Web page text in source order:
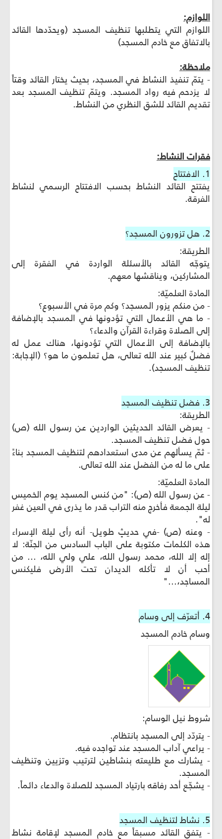
اللوازم:
اللوازم التي يتطلبها تنظيف المسجد (ويحدّدها القائد
بالاتفاق مع خادم المسجد)
ملاحظة:
- يتمّ تنفيذ النشاط في المسجد، بحيث يختار القائد وقتاً
لا يزدحم فيه رواد المسجد. ويتمّ تنظيف المسجد بعد
تقديم القائد للشق النظري من النشاط.
فقرات النشاط:
1. الافتتاح
يفتتح القائد النشاط بحسب الافتتاح الرسمي لنشاط
الفرقة.
2. هل تزورون المسجد؟
الطريقة:
يتوجّه القائد بالأسئلة الواردة في الفقرة إلى
المشاركين، ويناقشها معهم.
المادة العلميّة:
- من منكم يزور المسجد؟ وكم مرة في الأسبوع؟
- ما هي الأعمال التي تؤدونها في المسجد بالإضافة
إلى الصلاة وقراءة القرآن والدعاء؟
بالإضافة إلى الأعمال التي تؤدونها، هناك عمل له
فضلٌ كبير عند الله تعالى، هل تعلمون ما هو؟ (الإجابة:
تنظيف المسجد).
3. فضل تنظيف المسجد
الطريقة:
- يعرض القائد الحديثين الواردين عن رسول الله (ص)
حول فضل تنظيف المسجد.
- ثمّ يسألهم عن مدى استعدادهم لتنظيف المسجد بناءً
على ما له من الفضل عند الله تعالى.
المادة العلميّة:
- عن رسول الله (ص): "من كنس المسجد يوم الخميس
ليلة الجمعة فأخرج منه التراب قدر ما يذرى في العين غفر
له".
- وعنه (ص) -في حديثٍ طويل- أنه رأى ليلة الإسراء
هذه الكلمات مكتوبة على الباب السادس من الجنّة: لا
إله إلا الله، محمد رسول الله، علي ولي الله، ... من
أحب أن لا تأكله الديدان تحت الأرض فليكنس
المساجد،..."
4. أتعرّف إلى وسام
وسام خادم المسجد
شروط نيل الوسام:
- يتردّد إلى المسجد بانتظام.
- يراعي آداب المسجد عند تواجده فيه.
- يشارك مع طليعته بنشاطين لترتيب وتزيين وتنظيف
المسجد.
- يشجّع أحد رفاقه بارتياد المسجد للصلاة والدعاء دائماً.
5. نشاط لتنظيف المسجد
- يتفق القائد مسبقاً مع خادم المسجد لإقامة نشاط